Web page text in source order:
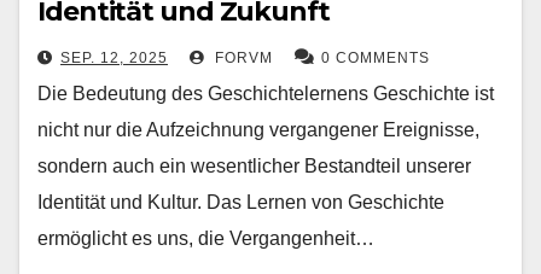
Identität und Zukunft
SEP. 12, 2025 FORVM 0 COMMENTS
Die Bedeutung des Geschichtelernens Geschichte ist
nicht nur die Aufzeichnung vergangener Ereignisse,
sondern auch ein wesentlicher Bestandteil unserer
Identität und Kultur. Das Lernen von Geschichte
ermöglicht es uns, die Vergangenheit…